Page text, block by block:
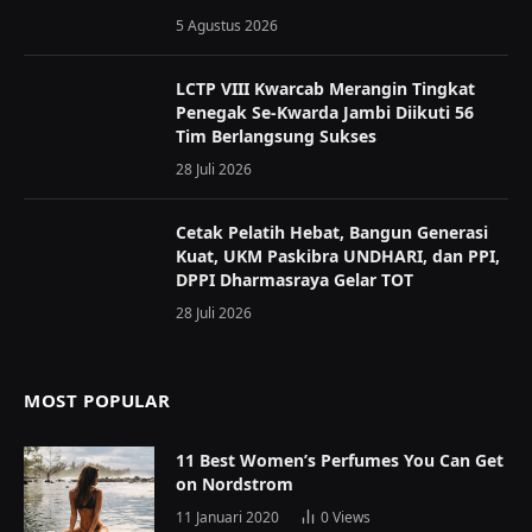
5 Agustus 2026
LCTP VIII Kwarcab Merangin Tingkat
Penegak Se-Kwarda Jambi Diikuti 56
Tim Berlangsung Sukses
28 Juli 2026
Cetak Pelatih Hebat, Bangun Generasi
Kuat, UKM Paskibra UNDHARI, dan PPI,
DPPI Dharmasraya Gelar TOT
28 Juli 2026
MOST POPULAR
11 Best Women’s Perfumes You Can Get
on Nordstrom
11 Januari 2020 0Views